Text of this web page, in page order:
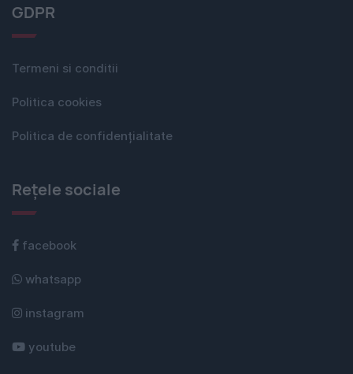
GDPR
Termeni si conditii
Politica cookies
Politica de confidențialitate
Rețele sociale
facebook
whatsapp
instagram
youtube